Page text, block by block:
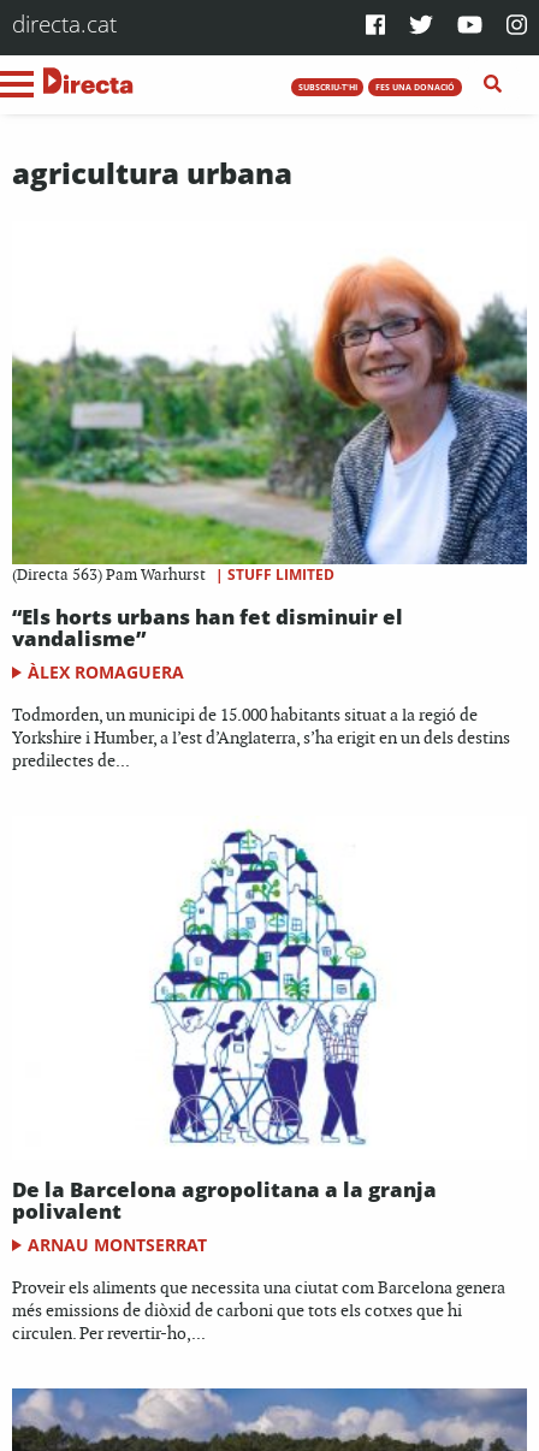
directa.cat
SUBSCRIU-T'HI FES UNA DONACIÓ
agricultura urbana
(Directa 563) Pam Warhurst | STUFF LIMITED
“Els horts urbans han fet disminuir el
vandalisme”
ÀLEX ROMAGUERA
Todmorden, un municipi de 15.000 habitants situat a la regió de
Yorkshire i Humber, a l’est d’Anglaterra, s’ha erigit en un dels destins
predilectes de...
De la Barcelona agropolitana a la granja
polivalent
ARNAU MONTSERRAT
Proveir els aliments que necessita una ciutat com Barcelona genera
més emissions de diòxid de carboni que tots els cotxes que hi
circulen. Per revertir-ho,...